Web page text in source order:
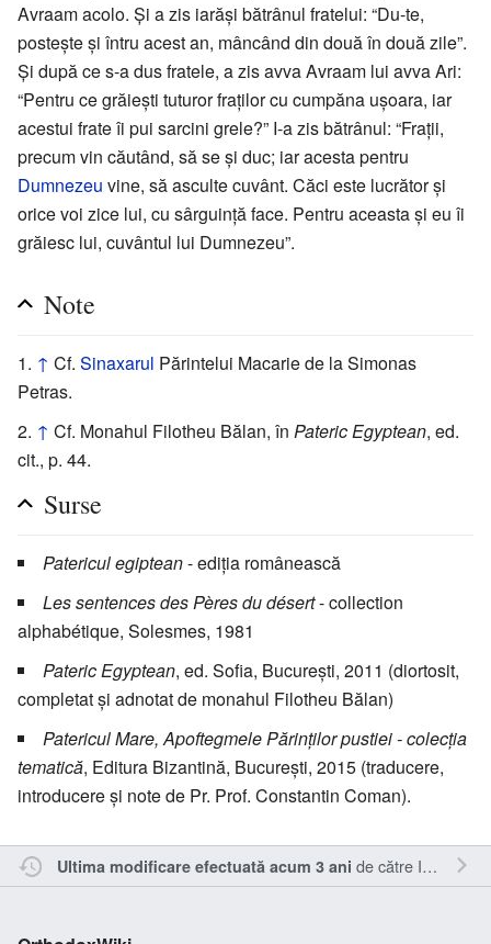
Avraam acolo. Și a zis iarăși bătrânul fratelui: “Du-te,
postește și întru acest an, mâncând din două în două zile”.
Și după ce s-a dus fratele, a zis avva Avraam lui avva Ari:
“Pentru ce grăiești tuturor fraților cu cumpăna ușoara, iar
acestui frate îi pui sarcini grele?” I-a zis bătrânul: “Frații,
precum vin căutând, să se și duc; iar acesta pentru
Dumnezeu vine, să asculte cuvânt. Căci este lucrător și
orice voi zice lui, cu sârguință face. Pentru aceasta și eu îi
grăiesc lui, cuvântul lui Dumnezeu”.
Note
↑ Cf. Sinaxarul Părintelui Macarie de la Simonas
Petras.
↑ Cf. Monahul Filotheu Bălan, în Pateric Egyptean, ed.
cit., p. 44.
Surse
Patericul egiptean- ediția românească
Les sentences des Pères du désert- collection
alphabétique, Solesmes, 1981
Pateric Egyptean, ed. Sofia, București, 2011 (diortosit,
completat și adnotat de monahul Filotheu Bălan)
Patericul Mare, Apoftegmele Părinților pustiei - colecția
tematică, Editura Bizantină, București, 2015 (traducere,
introducere și note de Pr. Prof. Constantin Coman).
Ultima modificare efectuată acum 3 ani de către Inistea .